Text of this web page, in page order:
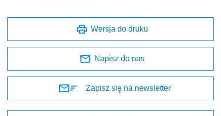
Wersja do druku
Napisz do nas
Zapisz się na newsletter